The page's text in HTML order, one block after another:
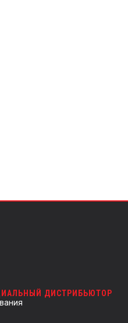
ДИСТРИБЬЮТОР